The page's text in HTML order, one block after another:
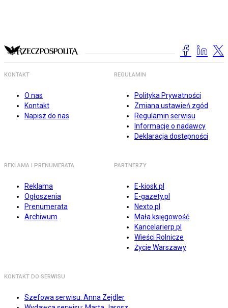
KONTAKT
O nas
Kontakt
Napisz do nas
REGULAMIN
Polityka Prywatności
Zmiana ustawień zgód
Regulamin serwisu
Informacje o nadawcy
Deklaracja dostępności
REKLAMA I PRENUMERATA
Reklama
Ogłoszenia
Prenumerata
Archiwum
PARTNERZY
E-kiosk.pl
E-gazety.pl
Nexto.pl
Mała księgowość
Kancelarierp.pl
Wieści Rolnicze
Życie Warszawy
KONTAKT DO SERWISU
Szefowa serwisu: Anna Zejdler